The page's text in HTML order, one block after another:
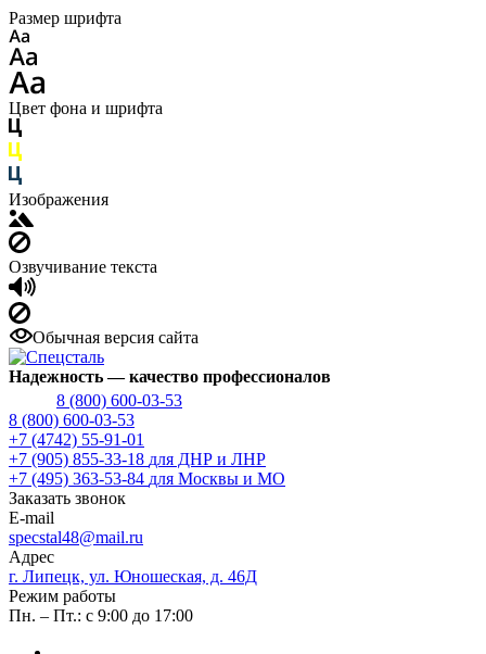
Размер шрифта
Цвет фона и шрифта
Изображения
Озвучивание текста
Обычная версия сайта
Надежность— качество профессионалов
8 (800) 600-03-53
8 (800) 600-03-53
+7 (4742) 55-91-01
+7 (905) 855-33-18 для ДНР и ЛНР
+7 (495) 363-53-84 для Москвы и МО
Заказать звонок
E-mail
specstal48@mail.ru
Адрес
г. Липецк, ул. Юношеская, д. 46Д
Режим работы
Пн. – Пт.: с 9:00 до 17:00